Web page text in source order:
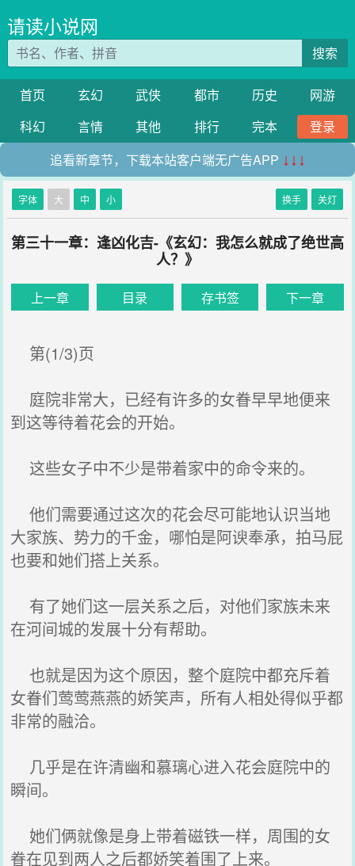
请读小说网
搜索
首页 玄幻 武侠 都市 历史
网游
科幻
言情 其他 排行 完本
登录
追看新章节，下载本站客户端无广告APP ↓↓↓
字体 大 中 小 换手 关灯
第三十一章：逢凶化吉-《玄幻：我怎么就成了绝世高
人？》
上一章 目录 存书签 下一章
第(1/3)页
庭院非常大，已经有许多的女眷早早地便来
到这等待着花会的开始。
这些女子中不少是带着家中的命令来的。
他们需要通过这次的花会尽可能地认识当地
大家族、势力的千金，哪怕是阿谀奉承，拍马屁
也要和她们搭上关系。
有了她们这一层关系之后，对他们家族未来
在河间城的发展十分有帮助。
也就是因为这个原因，整个庭院中都充斥着
女眷们莺莺燕燕的娇笑声，所有人相处得似乎都
非常的融洽。
几乎是在许清幽和慕璃心进入花会庭院中的
瞬间。
她们俩就像是身上带着磁铁一样，周围的女
眷在见到两人之后都娇笑着围了上来。